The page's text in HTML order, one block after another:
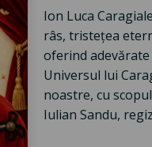
Ion Luca
râs, tristețea
oferind adevărate
Universul lui
noastre, cu
Iulian Sandu,